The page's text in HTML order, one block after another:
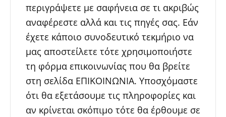
περιγράψετε με σαφήνεια σε τι ακριβώς
αναφέρεστε αλλά και τις πηγές σας. Εάν
έχετε κάποιο συνοδευτικό τεκμήριο να
μας αποστείλετε τότε χρησιμοποιήστε
τη φόρμα επικοινωνίας που θα βρείτε
στη σελίδα ΕΠΙΚΟΙΝΩΝΙΑ. Υποσχόμαστε
ότι θα εξετάσουμε τις πληροφορίες και
αν κρίνεται σκόπιμο τότε θα έρθουμε σε